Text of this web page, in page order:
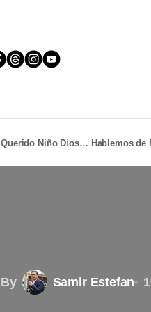
Querido Niño Dios… Hablemos de
By Samir Estefan